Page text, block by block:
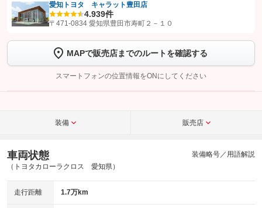
【STEP1】認証画面でグーネットを友だち追加してから「許可する」ボタンを押
トーク画面で
ボタンをタップして問い合わせを
完了してください。
こちら
愛知トヨタ キャラット豊田店
4.939件
〒471-0834 愛知県豊田市寿町２－１０
MAPで販売店までのルートを確認する
スマートフォンの位置情報をONにしてください
装備 販売店
車両状態
（トヨタカローラクロス 愛知県）
装備略号／用語解説
走行距離 1.7万km